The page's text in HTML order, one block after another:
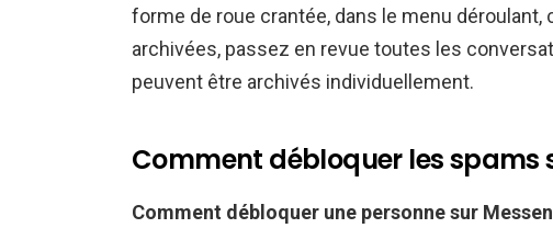
forme de roue crantée, dans le menu
archivées, passez en revue toutes les
peuvent être archivés individuellement.
Comment débloquer les spams
Comment débloquer une personne sur